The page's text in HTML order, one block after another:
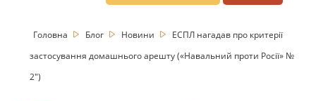
Головна Блог Новини
ЕСПЛ нагадав про критерії
застосування домашнього арешту («Навальний проти Росії» №
2")